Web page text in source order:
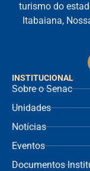
INSTITUCIONAL
Sobre o Senac
Unidades
Notícias
Eventos
Documentos
turismo do
Itabaiana,